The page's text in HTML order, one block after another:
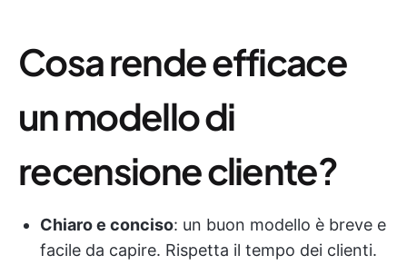
Cosa rende efficace
un modello di
recensione cliente?
Chiaro e conciso: un buon modello è breve e
facile da capire. Rispetta il tempo dei clienti.